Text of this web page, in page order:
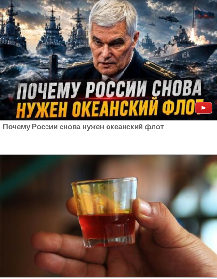
Почему России снова нужен океанский флот